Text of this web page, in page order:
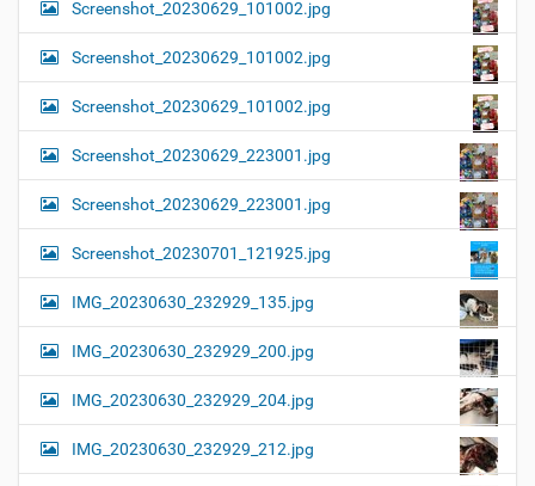
Screenshot_20230629_101002.jpg
Screenshot_20230629_101002.jpg
Screenshot_20230629_101002.jpg
Screenshot_20230629_223001.jpg
Screenshot_20230629_223001.jpg
Screenshot_20230701_121925.jpg
IMG_20230630_232929_135.jpg
IMG_20230630_232929_200.jpg
IMG_20230630_232929_204.jpg
IMG_20230630_232929_212.jpg